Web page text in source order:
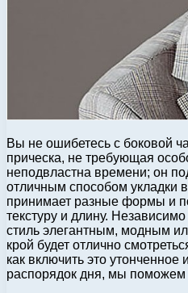
Вы не ошибетесь с боковой
прическа, не требующая
неподвластна времени; он
отличным способом укладки
принимает разные формы и
текстуру и длину.
стиль элегантным, модным
крой будет отлично
как включить это утонченное
распорядок дня, мы поможем